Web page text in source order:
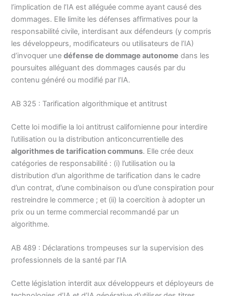
l’implication de l’IA est alléguée comme ayant causé des
dommages. Elle limite les défenses affirmatives pour la
responsabilité civile, interdisant aux défendeurs (y compris
les développeurs, modificateurs ou utilisateurs de l’IA)
d’invoquer unedéfense de dommage autonome dans les
poursuites alléguant des dommages causés par du
contenu généré ou modifié par l’IA.
AB 325 : Tarification algorithmique et antitrust
Cette loi modifie la loi antitrust californienne pour interdire
l’utilisation ou la distribution anticoncurrentielle des
algorithmes de tarification communs. Elle crée deux
catégories de responsabilité : (i) l’utilisation ou la
distribution d’un algorithme de tarification dans le cadre
d’un contrat, d’une combinaison ou d’une conspiration pour
restreindre le commerce ; et (ii) la coercition à adopter un
prix ou un terme commercial recommandé par un
algorithme.
AB 489 : Déclarations trompeuses sur la supervision des
professionnels de la santé par l’IA
Cette législation interdit aux développeurs et déployeurs de